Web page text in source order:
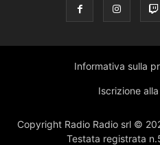
Informativa sulla
Iscrizione
Copyright Radio Radio srl ©
Testata registrata